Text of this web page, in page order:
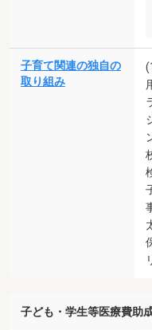
子育て関連の独自の
取り組み
子ども・学生等医療費助